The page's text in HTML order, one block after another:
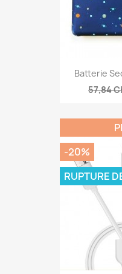
Batterie
57,84
-20%
RUPTURE